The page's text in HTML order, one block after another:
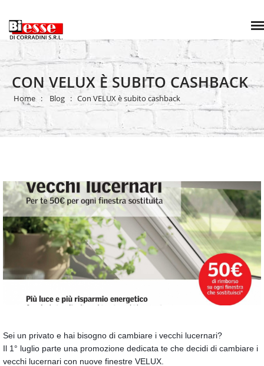
CON VELUX È SUBITO CASHBACK
Home Blog Con VELUX è subito cashback
Sei un privato e hai bisogno di cambiare i vecchi lucernari?
Il 1° luglio parte una promozione dedicata te che decidi di cambiare i
vecchi lucernari con nuove finestre VELUX.